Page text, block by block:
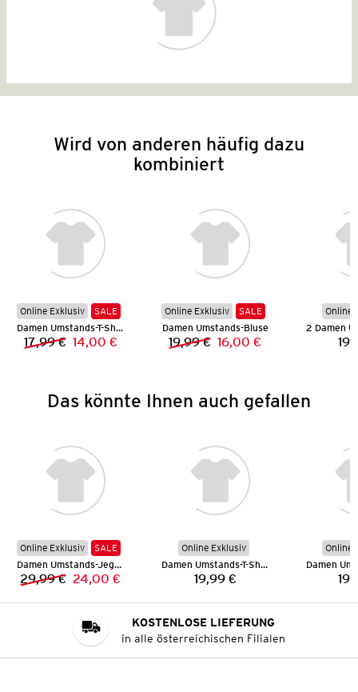
Wird von anderen häufig dazu
kombiniert
Online Exklusiv
SALE
Damen Umstands-T-Shirt
Vorheriger Preis:
17,99 € Neuer Preis:
14,00 €
Online Exklusiv
SALE
Damen Umstands-Bluse
Vorheriger Preis:
19,99 € Neuer Preis:
16,00 €
Online
Das könnte Ihnen auch gefallen
Online Exklusiv
SALE
Damen Umstands-Jeggings
Vorheriger Preis:
29,99 € Neuer Preis:
24,00 €
Online Exklusiv
Damen Umstands-T-Shirt
Preis:
19,99 €
Online
KOSTENLOSE LIEFERUNG
in alle österreichischen Filialen